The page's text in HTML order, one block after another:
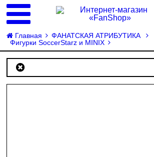
Главная
ФАНАТСКАЯ АТРИБУТИКА
Фигурки SoccerStarz и MINIX